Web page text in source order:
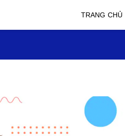
TRANG CHỦ